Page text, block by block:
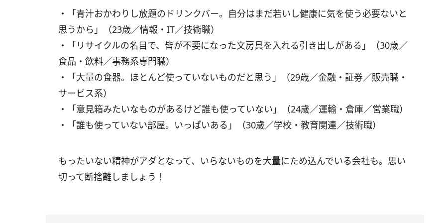
・「青汁おかわりし放題のドリンクバー。自分はまだ若いし健康に気を使う必要ないと
思うから」（23歳／情報・IT／技術職）
・「リサイクルの名目で、皆が不要になった文房具を入れる引き出しがある」（30歳／
食品・飲料／事務系専門職）
・「大量の食器。ほとんど使っていないものだと思う」（29歳／金融・証券／販売職・
サービス系）
・「意見箱みたいなものがあるけど誰も使っていない」（24歳／運輸・倉庫／営業職）
・「誰も使っていない部屋。いっぱいある」（30歳／学校・教育関連／技術職）
もったいない精神がアダとなって、いらないものを大量にため込んでいる会社も。思い
切って断捨離しましょう！